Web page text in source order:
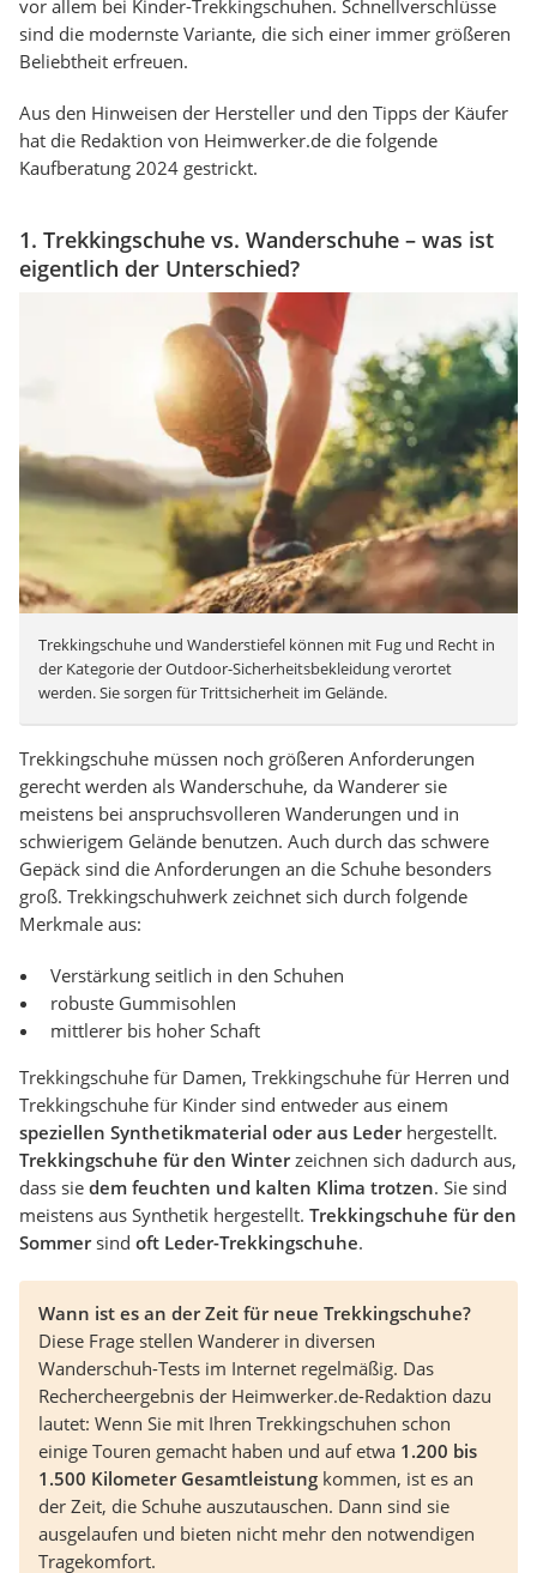
vor allem bei Kinder-Trekkingschuhen. Schnellverschlüsse
sind die modernste Variante, die sich einer immer größeren
Beliebtheit erfreuen.
Aus den Hinweisen der Hersteller und den Tipps der Käufer
hat die Redaktion von Heimwerker.de die folgende
Kaufberatung 2024 gestrickt.
1. Trekkingschuhe vs. Wanderschuhe – was ist
eigentlich der Unterschied?
Trekkingschuhe und Wanderstiefel können mit Fug und Recht in
der Kategorie der Outdoor-Sicherheitsbekleidung verortet
werden. Sie sorgen für Trittsicherheit im Gelände.
Trekkingschuhe müssen noch größeren Anforderungen
gerecht werden als Wanderschuhe, da Wanderer sie
meistens bei anspruchsvolleren Wanderungen und in
schwierigem Gelände benutzen. Auch durch das schwere
Gepäck sind die Anforderungen an die Schuhe besonders
groß. Trekkingschuhwerk zeichnet sich durch folgende
Merkmale aus:
Verstärkung seitlich in den Schuhen
robuste Gummisohlen
mittlerer bis hoher Schaft
Trekkingschuhe für Damen, Trekkingschuhe für Herren und
Trekkingschuhe für Kinder sind entweder aus einem
speziellen Synthetikmaterial oder aus Lederhergestellt.
Trekkingschuhe für den Winterzeichnen sich dadurch aus,
dass sie dem feuchten und kalten Klima trotzen. Sie sind
meistens aus Synthetik hergestellt. Trekkingschuhe für den
Sommersind oft Leder-Trekkingschuhe.
Wann ist es an der Zeit für neue Trekkingschuhe?
Diese Frage stellen Wanderer in diversen
Wanderschuh-Tests im Internet regelmäßig. Das
Rechercheergebnis der Heimwerker.de-Redaktion dazu
lautet: Wenn Sie mit Ihren Trekkingschuhen schon
einige Touren gemacht haben und auf etwa 1.200 bis
1.500 Kilometer Gesamtleistung kommen, ist es an
der Zeit, die Schuhe auszutauschen. Dann sind sie
ausgelaufen und bieten nicht mehr den notwendigen
Tragekomfort.